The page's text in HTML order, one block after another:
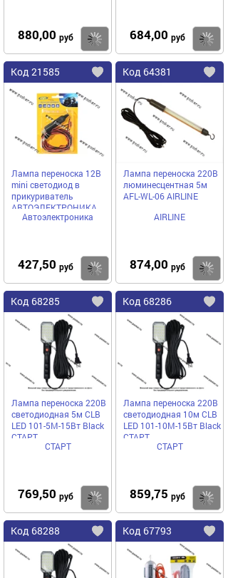
880,00 руб Купить
684,00 руб
Код 21585
Добавить
избранное
Лампа переноска 12В
mini светодиод в
прикуриватель
АВТОЭЛЕКТРОНИКА
Автоэлектроника
427,50 руб Купить
Код 64381
Лампа переноска 220В
люминесцентная 5м
AFL-WL-06 AIRLINE
AIRLINE
874,00 руб
Код 68285
Добавить
избранное
Лампа переноска 220В
светодиодная 5м CLB
LED 101-5M-15Вт Black
СТАРТ
СТАРТ
769,50 руб Купить
Код 68286
Лампа переноска 220В
светодиодная 10м CLB
LED 101-10M-15Вт Black
СТАРТ
СТАРТ
859,75 руб
Код 68288
Добавить
избранное
Код 67793